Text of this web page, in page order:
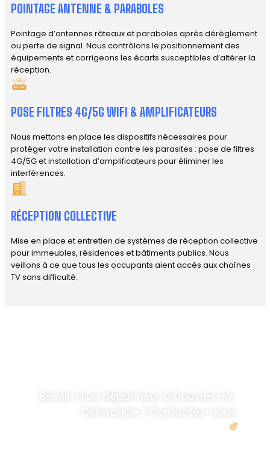
POINTAGE ANTENNE & PARABOLES
Pointage d’antennes râteaux et paraboles après dérèglement
ou perte de signal. Nous contrôlons le positionnement des
équipements et corrigeons les écarts susceptibles d’altérer la
réception.
POSE FILTRES 4G/5G WIFI & AMPLIFICATEURS
Nous mettons en place les dispositifs nécessaires pour
protéger votre installation contre les parasites : pose de filtres
4G/5G et installation d’amplificateurs pour éliminer les
interférences.
RÉCEPTION COLLECTIVE
Mise en place et entretien de systèmes de réception collective
pour immeubles, résidences et bâtiments publics. Nous
veillons à ce que tous les occupants aient accès aux chaînes
TV sans difficulté.
Besoin d’un dépanneur à Douvres-la-